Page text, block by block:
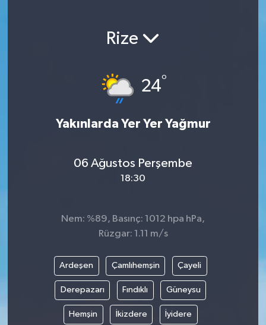
Rize
24°
Yakınlarda Yer Yer Yağmur
06 Ağustos Perşembe
18:30
Nem: %89, Basınç: 1012 hpa hPa,
Rüzgar: 1.11 m/s
Ardeşen Çamlıhemşin Çayeli
Derepazarı Fındıklı Güneysu
Hemşin İkizdere İyidere